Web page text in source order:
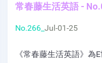
常春藤生活英語 -
No.266_ Jul-01-25
《常春藤生活英語》為